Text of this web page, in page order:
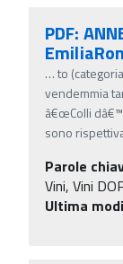
PDF:
…to
vendemmia
â€œColli
sono
Parole
Vini, Vini
Ultima